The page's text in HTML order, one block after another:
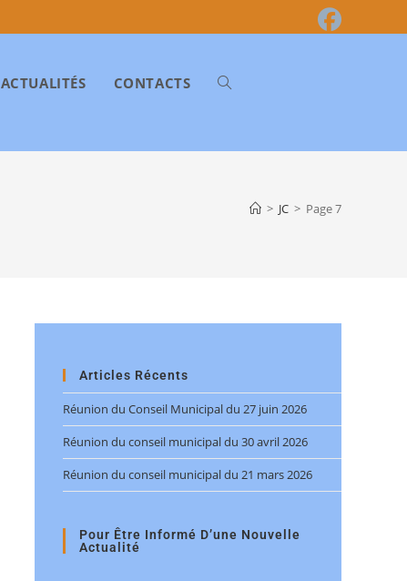
ACTUALITÉS CONTACTS
> JC > Page 7
Articles Récents
Réunion du Conseil Municipal du 27 juin 2026
Réunion du conseil municipal du 30 avril 2026
Réunion du conseil municipal du 21 mars 2026
Pour Être Informé D’une Nouvelle
Actualité